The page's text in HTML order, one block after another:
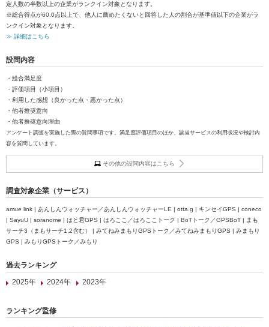
定人数の半数以上の企業がランクイン対象となります。
※総合得点が60.0点以上で、他人に薦めたくないと回答した人の割合が基準値以下の企業がラ
ンクイン対象となります。
≫ 詳細はこちら
設問内容
・総合満足度
・評価項目（小項目）
・利用した感想（良かった点・悪かった点）
・他者推奨意向
・他者推奨意向理由
アンケート調査を実施した際の質問事項です。満足度評価項目のほか、該当サービスの利用状況や検討内
容を質問しています。
その他の設問内容はこちら
調査対象企業（サービス）
amue link | あんしんウォッチャー／あんしんウォッチャーLE | otta.g | キンセイGPS | coneco
| SayuU | soranome | はと君GPS | はろここ／はろここトーク | BoTトーク／GPSBoT | まも
サーチ3（まもサーチ1,2含む） | みてねみまもりGPSトーク／みてねみまもりGPS | みまもり
GPS | みもりGPSトーク／みもり
過去ランキング
2025年
2024年 2023年
ランキング監修